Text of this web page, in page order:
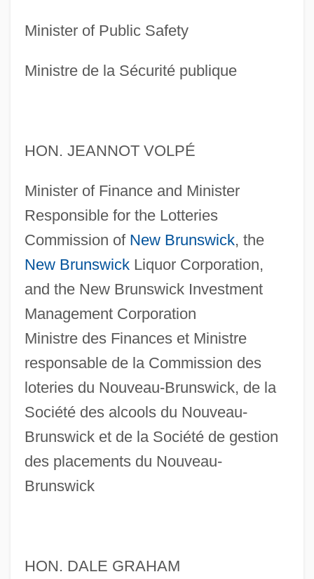
Minister of Public Safety
Ministre de la Sécurité publique
HON. JEANNOT VOLPÉ
Minister of Finance and Minister
Responsible for the Lotteries
Commission of New Brunswick, the
New BrunswickLiquor Corporation,
and the New Brunswick Investment
Management Corporation
Ministre des Finances et Ministre
responsable de la Commission des
loteries du Nouveau-Brunswick, de la
Société des alcools du Nouveau-
Brunswick et de la Société de gestion
des placements du Nouveau-
Brunswick
HON. DALE GRAHAM